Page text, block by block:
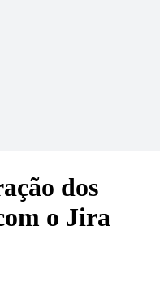
dos
o Jira